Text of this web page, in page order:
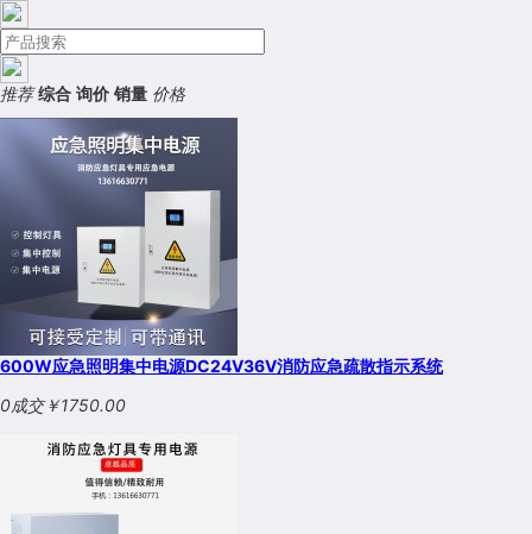
推荐 综合 询价 销量 价格
600W应急照明集中电源DC24V36V消防应急疏散指示系统
0成交￥1750.00